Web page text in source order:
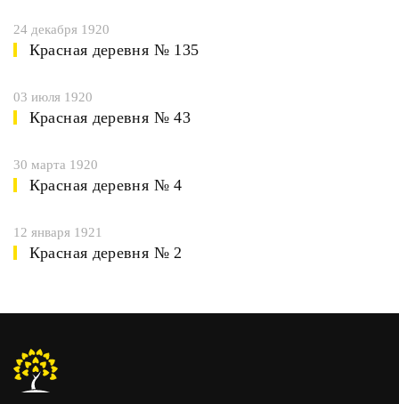
24 декабря 1920
Красная деревня № 135
03 июля 1920
Красная деревня № 43
30 марта 1920
Красная деревня № 4
12 января 1921
Красная деревня № 2